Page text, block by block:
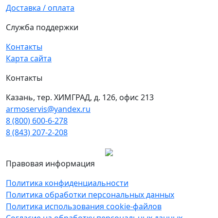
Доставка / оплата
Служба поддержки
Контакты
Карта сайта
Контакты
Казань, тер. ХИМГРАД, д. 126, офис 213
armoservis@yandex.ru
8 (800) 600-6-278
8 (843) 207-2-208
Правовая информация
Политика конфиденциальности
Политика обработки персональных данных
Политика использования cookie-файлов